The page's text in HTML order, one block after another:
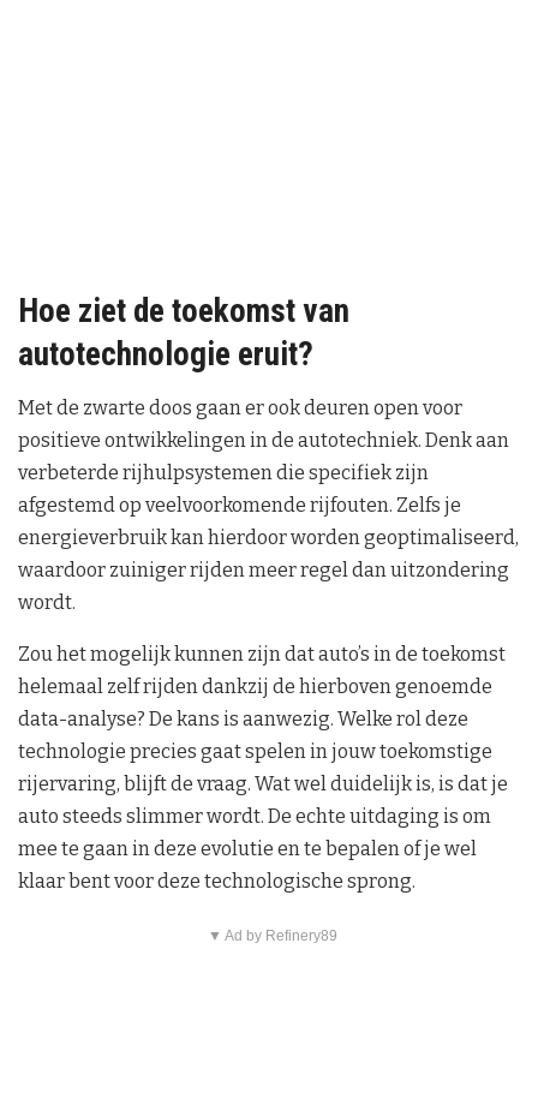
Hoe ziet de toekomst van
autotechnologie eruit?
Met de zwarte doos gaan er ook deuren open voor
positieve ontwikkelingen in de autotechniek. Denk aan
verbeterde rijhulpsystemen die specifiek zijn
afgestemd op veelvoorkomende rijfouten. Zelfs je
energieverbruik kan hierdoor worden geoptimaliseerd,
waardoor zuiniger rijden meer regel dan uitzondering
wordt.
Zou het mogelijk kunnen zijn dat auto’s in de toekomst
helemaal zelf rijden dankzij de hierboven genoemde
data-analyse? De kans is aanwezig. Welke rol deze
technologie precies gaat spelen in jouw toekomstige
rijervaring, blijft de vraag. Wat wel duidelijk is, is dat je
auto steeds slimmer wordt. De echte uitdaging is om
mee te gaan in deze evolutie en te bepalen of je wel
klaar bent voor deze technologische sprong.
▼ Ad by Refinery89